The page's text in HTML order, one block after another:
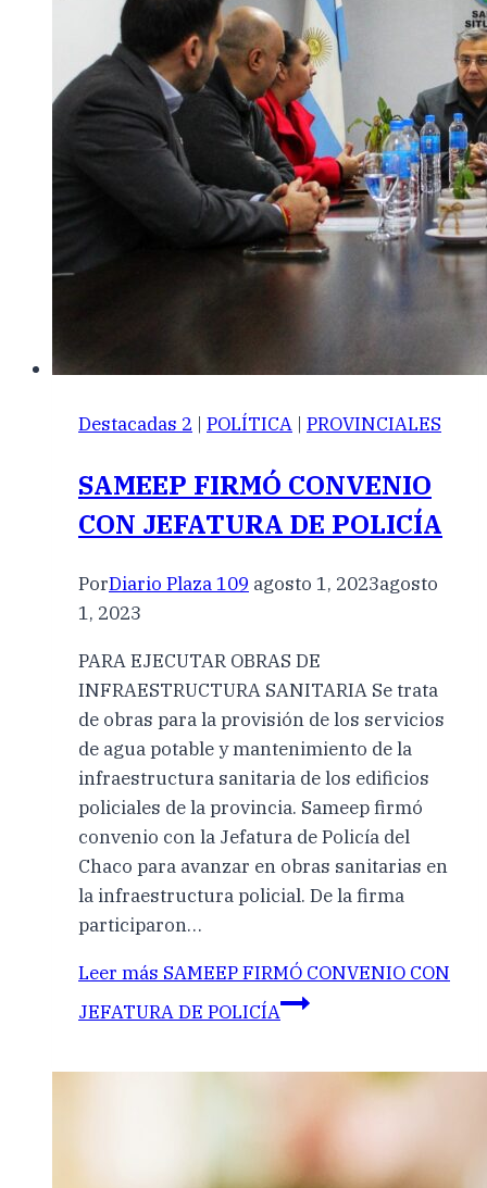
Destacadas 2 | POLÍTICA | PROVINCIALES
SAMEEP FIRMÓ CONVENIO
CON JEFATURA DE POLICÍA
PorDiario Plaza 109 agosto 1, 2023agosto
1, 2023
PARA EJECUTAR OBRAS DE
INFRAESTRUCTURA SANITARIA Se trata
de obras para la provisión de los servicios
de agua potable y mantenimiento de la
infraestructura sanitaria de los edificios
policiales de la provincia. Sameep firmó
convenio con la Jefatura de Policía del
Chaco para avanzar en obras sanitarias en
la infraestructura policial. De la firma
participaron…
Leer más SAMEEP FIRMÓ CONVENIO CON
JEFATURA DE POLICÍA